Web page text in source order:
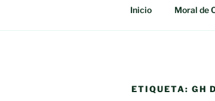
Inicio Moral de
ETIQUETA: GH